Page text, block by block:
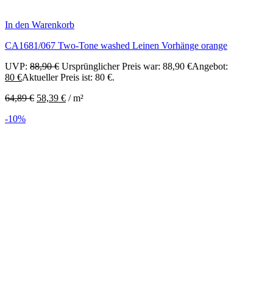
In den Warenkorb
CA1681/067 Two-Tone washed Leinen Vorhänge orange
UVP: 88,90€ Ursprünglicher Preis war: 88,90 €Angebot:
80 €Aktueller Preis ist: 80 €.
64,89€ 58,39 € /m²
-10%